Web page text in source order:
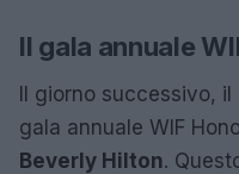
Il gala annuale
Il giorno successivo,
gala annuale WIF
Beverly Hilton.